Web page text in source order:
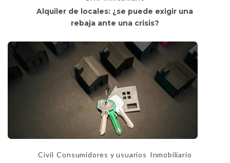
Alquiler de locales: ¿se puede exigir una
rebaja ante una crisis?
Civil Consumidores y usuarios Inmobiliario